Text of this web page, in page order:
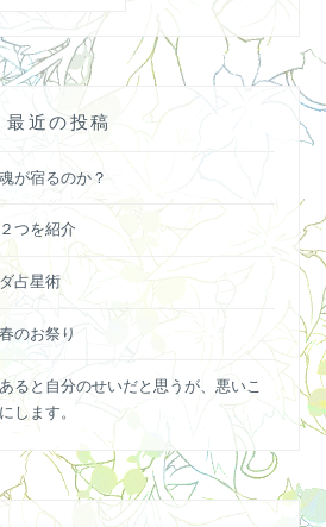
最近の投稿
が宿るのか？
つを紹介
占星術
のお祭り
ると自分のせいだと思うが、悪いこ
します。